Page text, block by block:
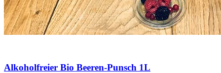
Alkoholfreier Bio Beeren-Punsch 1L